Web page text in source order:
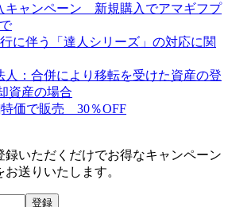
キャンペーン 新規購入でアマギフプ
に伴う「達人シリーズ」の対応に関
人：合併により移転を受けた資産の登
資産の場合
価で販売 30％OFF
録いただくだけでお得なキャンペーン
送りいたします。